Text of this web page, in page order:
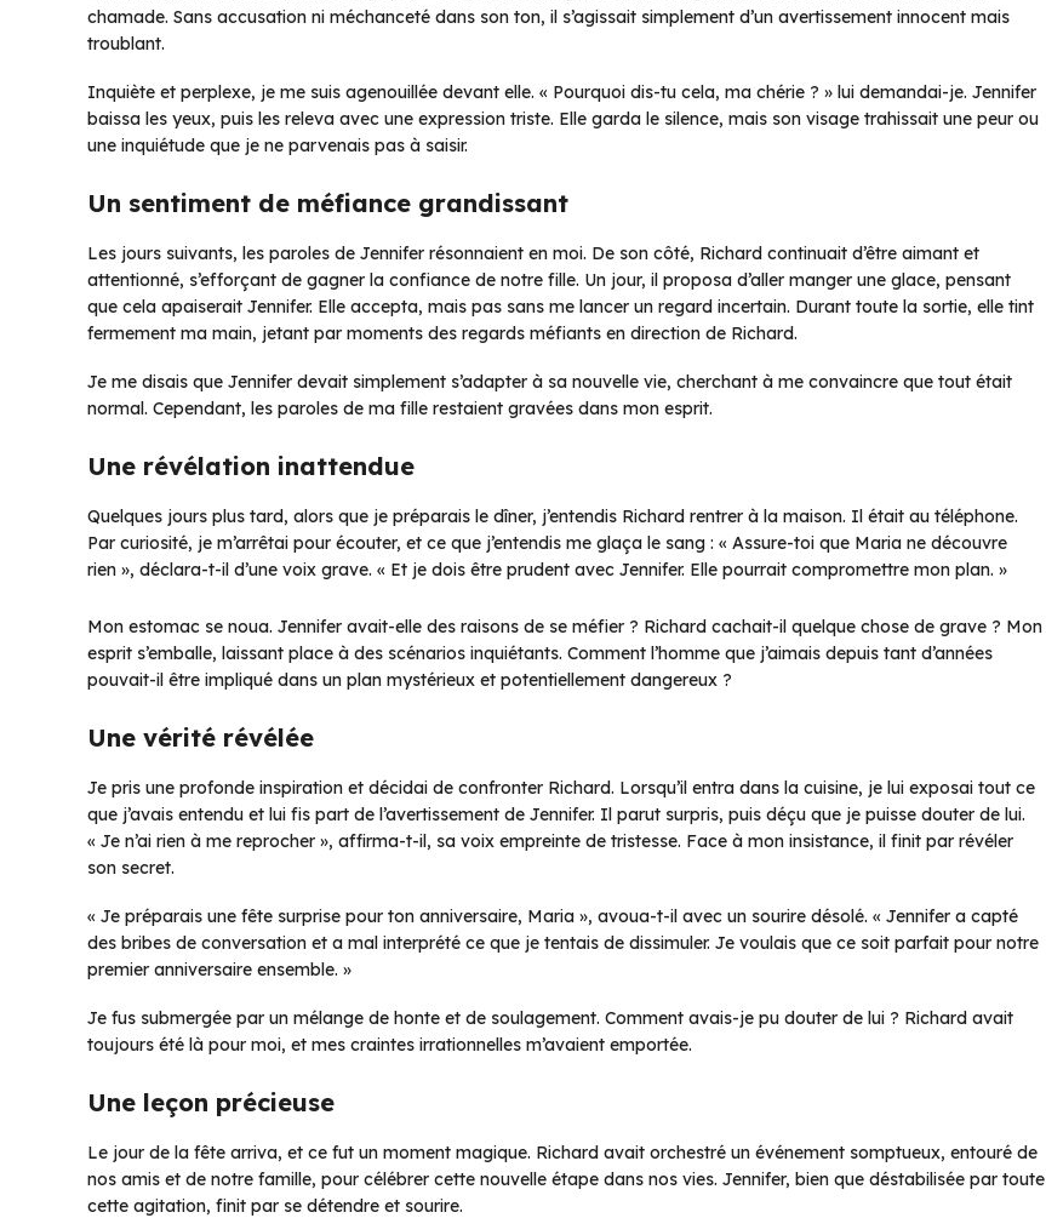
chamade. Sans accusation ni méchanceté dans son ton, il s’agissait simplement d’un avertissement innocent mais
troublant.
Inquiète et perplexe, je me suis agenouillée devant elle. « Pourquoi dis-tu cela, ma chérie ? » lui demandai-je. Jennifer
baissa les yeux, puis les releva avec une expression triste. Elle garda le silence, mais son visage trahissait une peur ou
une inquiétude que je ne parvenais pas à saisir.
Un sentiment de méfiance grandissant
Les jours suivants, les paroles de Jennifer résonnaient en moi. De son côté, Richard continuait d’être aimant et
attentionné, s’efforçant de gagner la confiance de notre fille. Un jour, il proposa d’aller manger une glace, pensant
que cela apaiserait Jennifer. Elle accepta, mais pas sans me lancer un regard incertain. Durant toute la sortie, elle tint
fermement ma main, jetant par moments des regards méfiants en direction de Richard.
Je me disais que Jennifer devait simplement s’adapter à sa nouvelle vie, cherchant à me convaincre que tout était
normal. Cependant, les paroles de ma fille restaient gravées dans mon esprit.
Une révélation inattendue
Quelques jours plus tard, alors que je préparais le dîner, j’entendis Richard rentrer à la maison. Il était au téléphone.
Par curiosité, je m’arrêtai pour écouter, et ce que j’entendis me glaça le sang : « Assure-toi que Maria ne découvre
rien », déclara-t-il d’une voix grave. « Et je dois être prudent avec Jennifer. Elle pourrait compromettre mon plan. »
Mon estomac se noua. Jennifer avait-elle des raisons de se méfier ? Richard cachait-il quelque chose de grave ? Mon
esprit s’emballe, laissant place à des scénarios inquiétants. Comment l’homme que j’aimais depuis tant d’années
pouvait-il être impliqué dans un plan mystérieux et potentiellement dangereux ?
Une vérité révélée
Je pris une profonde inspiration et décidai de confronter Richard. Lorsqu’il entra dans la cuisine, je lui exposai tout ce
que j’avais entendu et lui fis part de l’avertissement de Jennifer. Il parut surpris, puis déçu que je puisse douter de lui.
« Je n’ai rien à me reprocher », affirma-t-il, sa voix empreinte de tristesse. Face à mon insistance, il finit par révéler
son secret.
« Je préparais une fête surprise pour ton anniversaire, Maria », avoua-t-il avec un sourire désolé. « Jennifer a capté
des bribes de conversation et a mal interprété ce que je tentais de dissimuler. Je voulais que ce soit parfait pour notre
premier anniversaire ensemble. »
Je fus submergée par un mélange de honte et de soulagement. Comment avais-je pu douter de lui ? Richard avait
toujours été là pour moi, et mes craintes irrationnelles m’avaient emportée.
Une leçon précieuse
Le jour de la fête arriva, et ce fut un moment magique. Richard avait orchestré un événement somptueux, entouré de
nos amis et de notre famille, pour célébrer cette nouvelle étape dans nos vies. Jennifer, bien que déstabilisée par toute
cette agitation, finit par se détendre et sourire.